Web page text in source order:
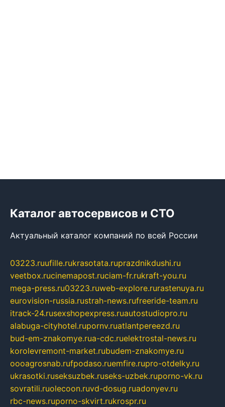
Каталог автосервисов и СТО
Актуальный каталог компаний по всей России
03223.ruufille.rukrasotata.ruprazdnikdushi.ru
veetbox.rucinemapost.ruciam-fr.rukraft-you.ru
mega-press.ru03223.ruweb-explore.rurastenuya.ru
eurovision-russia.rustrah-news.rufreeride-team.ru
itrack-24.rusexshopexpress.ruautostudiopro.ru
alabuga-cityhotel.rupornv.ruatlantpereezd.ru
bud-em-znakomye.rua-cdc.ruelektrostal-news.ru
korolevremont-market.rubudem-znakomye.ru
oooagrosnab.rufpodaso.ruemfire.rupro-otdelky.ru
ukrasotki.ruseksuzbek.ruseks-uzbek.ruporno-vk.ru
sovratili.ruolecoon.ruvd-dosug.ruadonyev.ru
rbc-news.ruporno-skvirt.rukrospr.ru